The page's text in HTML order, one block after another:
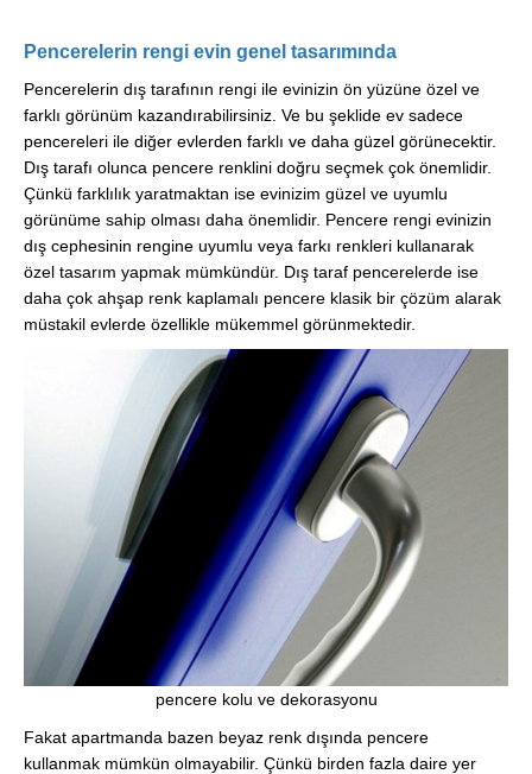
Pencerelerin rengi evin genel tasarımında
Pencerelerin dış tarafının rengi ile evinizin ön yüzüne özel ve
farklı görünüm kazandırabilirsiniz. Ve bu şeklide ev sadece
pencereleri ile diğer evlerden farklı ve daha güzel görünecektir.
Dış tarafı olunca pencere renklini doğru seçmek çok önemlidir.
Çünkü farklılık yaratmaktan ise evinizim güzel ve uyumlu
görünüme sahip olması daha önemlidir. Pencere rengi evinizin
dış cephesinin rengine uyumlu veya farkı renkleri kullanarak
özel tasarım yapmak mümkündür. Dış taraf pencerelerde ise
daha çok ahşap renk kaplamalı pencere klasik bir çözüm alarak
müstakil evlerde özellikle mükemmel görünmektedir.
pencere kolu ve dekorasyonu
Fakat apartmanda bazen beyaz renk dışında pencere
kullanmak mümkün olmayabilir. Çünkü birden fazla daire yer